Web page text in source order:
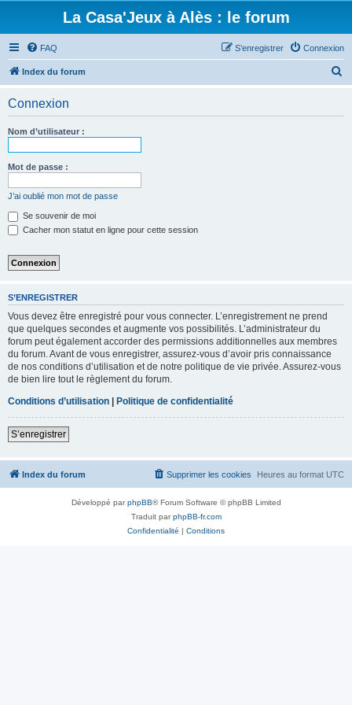
La Casa'Jeux à Alès : le forum
FAQ Connexion
S’enregistrer
Index du forum
Connexion
Nom d’utilisateur :
Mot de passe :
J’ai oublié mon mot de passe
Se souvenir de moi
Cacher mon statut en ligne pour cette session
S’ENREGISTRER
Vous devez être enregistré pour vous connecter. L’enregistrement ne prend
que quelques secondes et augmente vos possibilités. L’administrateur du
forum peut également accorder des permissions additionnelles aux membres
du forum. Avant de vous enregistrer, assurez-vous d’avoir pris connaissance
de nos conditions d’utilisation et de notre politique de vie privée. Assurez-vous
de bien lire tout le règlement du forum.
Conditions d’utilisation | Politique de confidentialité
S’enregistrer
Index du forum Heures au format UTC
Supprimer les cookies
Développé parphpBB® Forum Software © phpBB Limited
Traduit parphpBB-fr.com
Confidentialité | Conditions